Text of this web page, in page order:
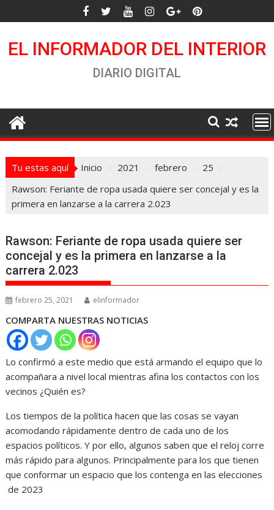
al
EL INFORMADOR DEL INTERIOR
DIARIO DIGITAL
Tu estas aquí Inicio 2021 febrero
25
Rawson: Feriante de ropa usada quiere ser concejal y es la
primera en lanzarse a la carrera 2.023
Rawson: Feriante de ropa usada quiere ser
concejal y es la primera en lanzarse a la
carrera 2.023
febrero 25, 2021 elinformador
COMPARTA NUESTRAS NOTICIAS
Lo confirmó a este medio que está armando el equipo que lo
acompañara a nivel local mientras afina los contactos con los
vecinos ¿Quién es?
Los tiempos de la política hacen que las cosas se vayan
acomodando rápidamente dentro de cada uno de los
espacios políticos. Y por ello, algunos saben que el reloj corre
más rápido para algunos. Principalmente para los que tienen
que conformar un espacio que los contenga en las elecciones
de 2023